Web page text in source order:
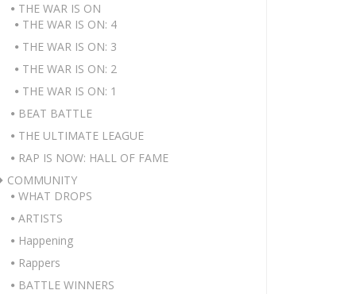
THE WAR IS ON
THE WAR IS ON: 4
THE WAR IS ON: 3
THE WAR IS ON: 2
THE WAR IS ON: 1
BEAT BATTLE
THE ULTIMATE LEAGUE
RAP IS NOW: HALL OF FAME
COMMUNITY
WHAT DROPS
ARTISTS
Happening
Rappers
BATTLE WINNERS